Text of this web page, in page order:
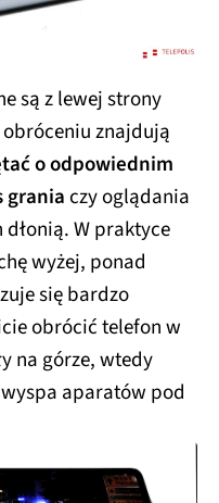
są z lewej strony
znajdują
o odpowiednim
graniaczy oglądania
W praktyce
wyżej, ponad
się bardzo
obrócić telefon w
na górze, wtedy
aparatów pod